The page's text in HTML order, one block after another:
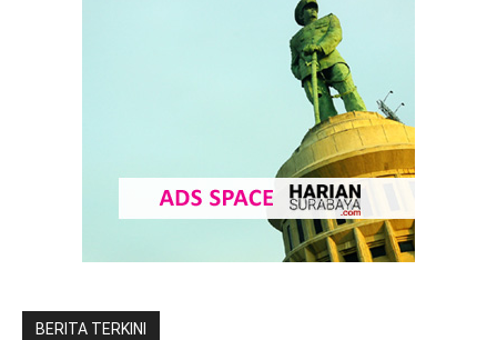
BERITA TERKINI